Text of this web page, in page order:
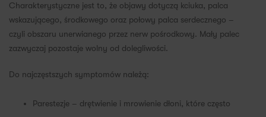
Charakterystyczne jest to, że objawy dotyczą kciuka, palca
wskazującego, środkowego oraz połowy palca serdecznego –
czyli obszaru unerwianego przez nerw pośrodkowy. Mały palec
zazwyczaj pozostaje wolny od dolegliwości.
Do najczęstszych symptomów należą:
Parestezje – drętwienie i mrowienie dłoni, które często